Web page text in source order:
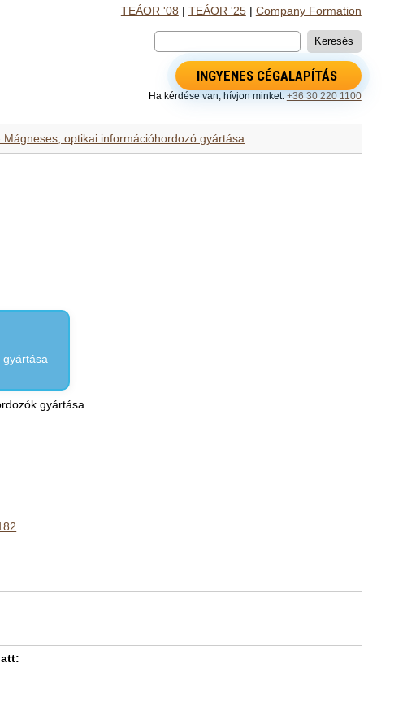
TEÁOR '08 TEÁOR '25| Company Formation
INGYENES CÉGALAPÍTÁS
Ha kérdése van, hívjon minket: +36 30 220 1100
Mágneses, optikai információhordozó gyártása
gyártása
gyártása.